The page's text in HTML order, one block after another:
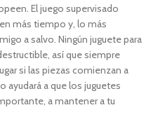
El juego supervisado
más tiempo y, lo más
a salvo. Ningún juguete para
así que siempre
si las piezas comienzan a
ayudará a que los juguetes
a mantener a tu